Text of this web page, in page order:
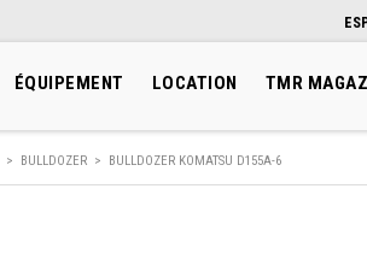
ÉQUIPEMENT LOCATION TMR
> BULLDOZER > BULLDOZER KOMATSU D155A-6